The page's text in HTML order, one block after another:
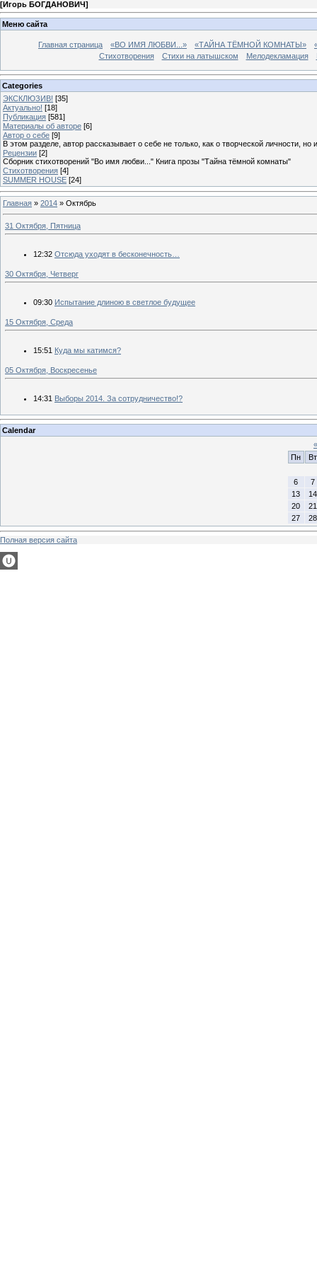
[Игорь БОГДАНОВИЧ]
Меню сайта
Главная страница «ВО ИМЯ ЛЮБВИ...» «ТАЙНА ТЁМНОЙ КОМНАТЫ»
Стихотворения
Стихи на латышском Мелодекламация
Categories
ЭКСКЛЮЗИВ! [35]
Актуально! [18]
Публикация [581]
Материалы об авторе [6]
Автор о себе [9]
В этом разделе, автор рассказывает о себе не только, как о творческой личности,
Рецензии [2]
Сборник стихотворений "Во имя любви..." Книга прозы "Тайна тёмной комнаты"
Стихотворения [4]
SUMMER HOUSE [24]
Главная » 2014 » Октябрь
31 Октября, Пятница
12:32 Отсюда уходят в бесконечность…
30 Октября, Четверг
09:30 Испытание длиною в светлое будущее
15 Октября, Среда
15:51 Куда мы катимся?
05 Октября, Воскресенье
14:31 Выборы 2014. За сотрудничество!?
Calendar
«
Пн
Вт
6
7
13
14
20
21
27
28
Полная версия сайта